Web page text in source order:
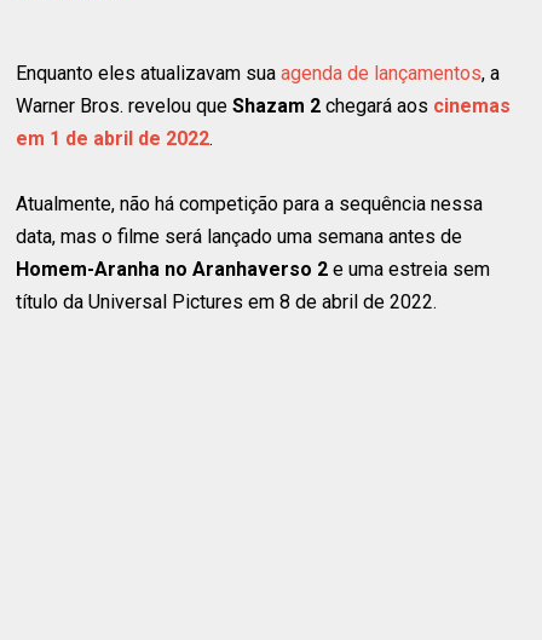
Enquanto eles atualizavam suaagenda de lançamentos, a
Warner Bros. revelou queShazam 2 chegará aos cinemas
em 1 de abril de 2022.
Atualmente, não há competição para a sequência nessa
data, mas o filme será lançado uma semana antes de
Homem-Aranha no Aranhaverso 2 e uma estreia sem
título da Universal Pictures em 8 de abril de 2022.